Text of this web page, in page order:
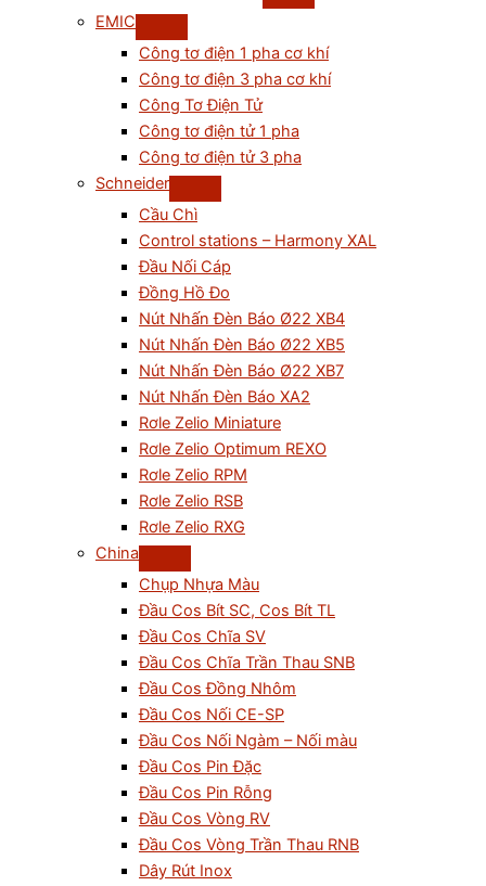
EMIC
Công tơ điện 1 pha cơ khí
Công tơ điện 3 pha cơ khí
Công Tơ Điện Tử
Công tơ điện tử 1 pha
Công tơ điện tử 3 pha
Schneider
Cầu Chì
Control stations – Harmony XAL
Đầu Nối Cáp
Đồng Hồ Đo
Nút Nhấn Đèn Báo Ø22 XB4
Nút Nhấn Đèn Báo Ø22 XB5
Nút Nhấn Đèn Báo Ø22 XB7
Nút Nhấn Đèn Báo XA2
Rơle Zelio Miniature
Rơle Zelio Optimum REXO
Rơle Zelio RPM
Rơle Zelio RSB
Rơle Zelio RXG
China
Chụp Nhựa Màu
Đầu Cos Bít SC, Cos Bít TL
Đầu Cos Chĩa SV
Đầu Cos Chĩa Trần Thau SNB
Đầu Cos Đồng Nhôm
Đầu Cos Nối CE-SP
Đầu Cos Nối Ngàm – Nối màu
Đầu Cos Pin Đặc
Đầu Cos Pin Rỗng
Đầu Cos Vòng RV
Đầu Cos Vòng Trần Thau RNB
Dây Rút Inox